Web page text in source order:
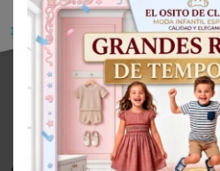
El Osito de Claudia
Outlet